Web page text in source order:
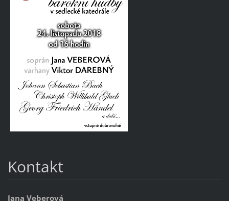
Kontakt
Jana Veberová